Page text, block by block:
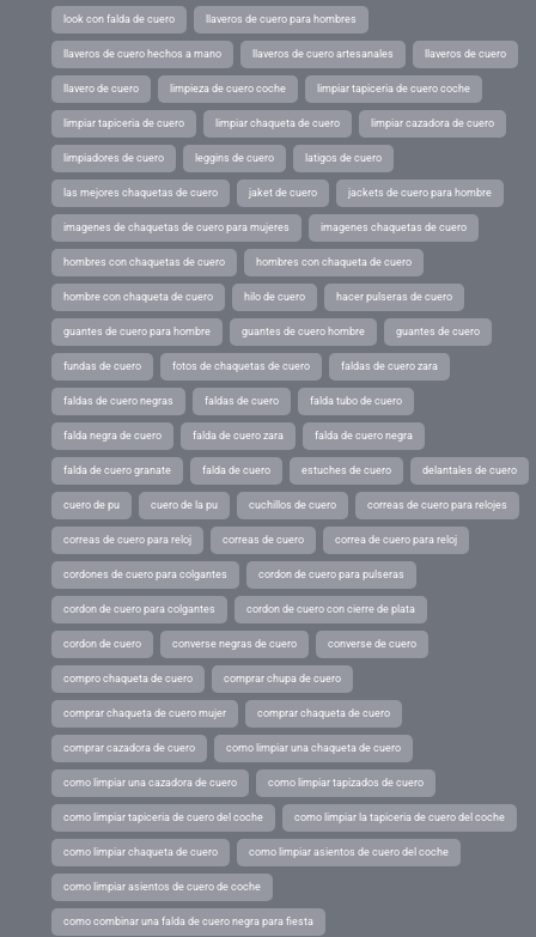
look con falda de cuero llaveros de cuero para hombres
llaveros de cuero hechos a mano llaveros de cuero artesanales llaveros de cuero
llavero de cuero limpieza de cuero coche limpiar tapiceria de cuero coche
limpiar tapiceria de cuero limpiar chaqueta de cuero limpiar cazadora de cuero
limpiadores de cuero leggins de cuero latigos de cuero
las mejores chaquetas de cuero jaket de cuero jackets de cuero para hombre
imagenes de chaquetas de cuero para mujeres imagenes chaquetas de cuero
hombres con chaquetas de cuero hombres con chaqueta de cuero
hombre con chaqueta de cuero hilo de cuero hacer pulseras de cuero
guantes de cuero para hombre guantes de cuero hombre guantes de cuero
fundas de cuero fotos de chaquetas de cuero faldas de cuero zara
faldas de cuero negras faldas de cuero falda tubo de cuero
falda negra de cuero falda de cuero zara falda de cuero negra
falda de cuero granate falda de cuero estuches de cuero delantales de cuero
cuero de pu cuero de la pu cuchillos de cuero correas de cuero para relojes
correas de cuero para reloj correas de cuero correa de cuero para reloj
cordones de cuero para colgantes cordon de cuero para pulseras
cordon de cuero para colgantes cordon de cuero con cierre de plata
cordon de cuero converse negras de cuero converse de cuero
compro chaqueta de cuero comprar chupa de cuero
comprar chaqueta de cuero mujer comprar chaqueta de cuero
comprar cazadora de cuero como limpiar una chaqueta de cuero
como limpiar una cazadora de cuero como limpiar tapizados de cuero
como limpiar tapiceria de cuero del coche como limpiar la tapiceria de cuero del coche
como limpiar chaqueta de cuero como limpiar asientos de cuero del coche
como limpiar asientos de cuero de coche
como combinar una falda de cuero negra para fiesta